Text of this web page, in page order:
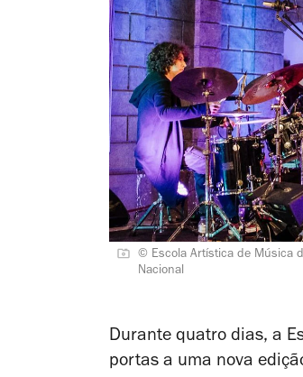
© Escola Artística de Música
Nacional
Durante quatro dias, a
portas a uma nova